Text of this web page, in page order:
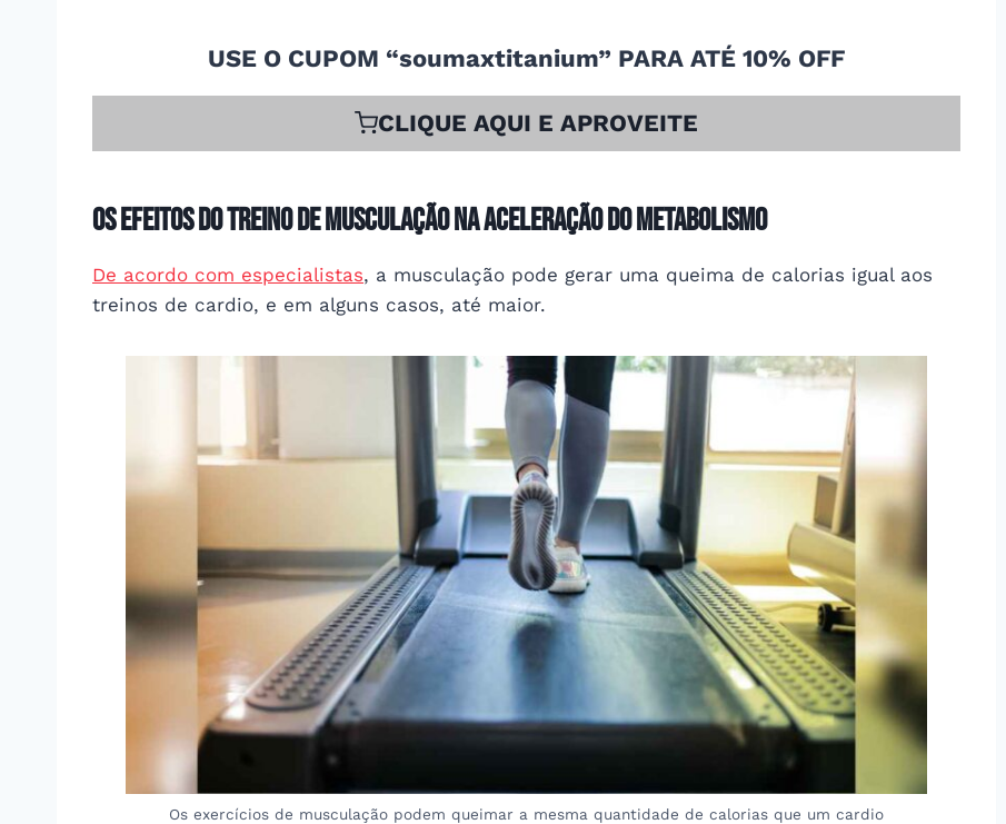
USE O CUPOM “soumaxtitanium” PARA ATÉ 10% OFF
CLIQUE AQUI E APROVEITE
Os efeitos do treino de musculação na aceleração do metabolismo
De acordo com especialistas, a musculação pode gerar uma queima de calorias igual aos
treinos de cardio, e em alguns casos, até maior.
Os exercícios de musculação podem queimar a mesma quantidade de calorias que um cardio